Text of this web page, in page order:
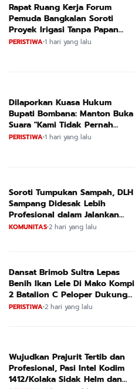
Rapat Ruang Kerja Forum
Pemuda Bangkalan Soroti
Proyek Irigasi Tanpa Papan
Nama
PERISTIWA•1 hari yang lalu
Dilaporkan Kuasa Hukum
Bupati Bombana: Manton Buka
Suara "Kami Tidak Pernah
Menutup Ruang Hak Jawab"
PERISTIWA•1 hari yang lalu
Soroti Tumpukan Sampah, DLH
Sampang Didesak Lebih
Profesional dalam Jalankan
Tugas
KOMUNITAS•2 hari yang lalu
Dansat Brimob Sultra Lepas
Benih Ikan Lele Di Mako Kompi
2 Batalion C Peloper Dukung
ketahanan Pangan Nasional
PERISTIWA•2 hari yang lalu
Wujudkan Prajurit Tertib dan
Profesional, Pasi Intel Kodim
1412/Kolaka Sidak Helm dan